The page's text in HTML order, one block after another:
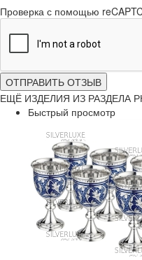
Проверка с помощью
ОТПРАВИТЬ ОТЗЫВ
ЕЩЁ ИЗДЕЛИЯ ИЗ РАЗДЕЛА
Быстрый просмотр